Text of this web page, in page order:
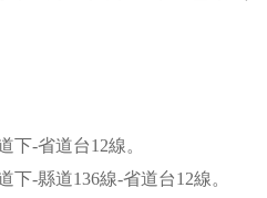
下-省道台12線。
下-縣道136線-省道台12線。